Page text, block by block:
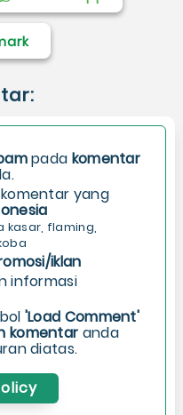
pada komentar
yang
kasar, flaming,
iklan
informasi
'Load Comment'
komentar anda
diatas.